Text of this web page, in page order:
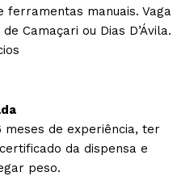
ferramentas manuais. Vaga
Camaçari ou Dias D’Ávila.
meses de experiência, ter
da dispensa e
peso.